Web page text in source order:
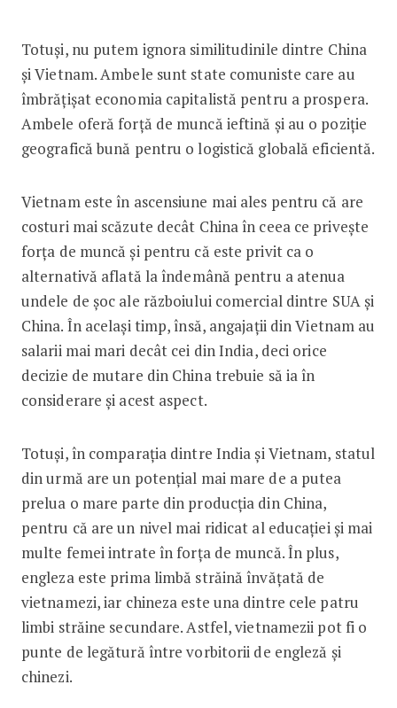
Totuși, nu putem ignora similitudinile dintre China
și Vietnam. Ambele sunt state comuniste care au
îmbrățișat economia capitalistă pentru a prospera.
Ambele oferă forță de muncă ieftină și au o poziție
geografică bună pentru o logistică globală eficientă.
Vietnam este în ascensiune mai ales pentru că are
costuri mai scăzute decât China în ceea ce privește
forța de muncă și pentru că este privit ca o
alternativă aflată la îndemână pentru a atenua
undele de șoc ale războiului comercial dintre SUA și
China. În același timp, însă, angajații din Vietnam au
salarii mai mari decât cei din India, deci orice
decizie de mutare din China trebuie să ia în
considerare și acest aspect.
Totuși, în comparația dintre India și Vietnam, statul
din urmă are un potențial mai mare de a putea
prelua o mare parte din producția din China,
pentru că are un nivel mai ridicat al educației și mai
multe femei intrate în forța de muncă. În plus,
engleza este prima limbă străină învățată de
vietna­mezi, iar chineza este una dintre cele patru
limbi străine secundare. Astfel, vietnamezii pot fi o
punte de legătură între vorbitorii de engleză și
chinezi.